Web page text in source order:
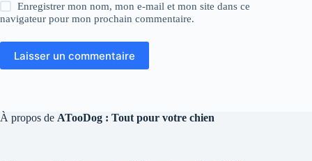
Enregistrer mon nom, mon e-mail et mon site dans ce
navigateur pour mon prochain commentaire.
Laisser un commentaire
À propos de ATooDog : Tout pour votre chien